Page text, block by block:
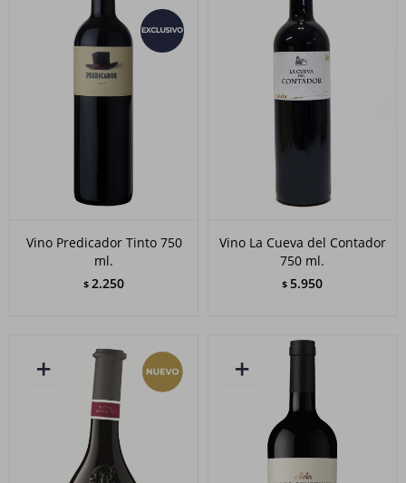
Vino Predicador Tinto 750
ml.
$ 2.250
Vino La Cueva del Contador
750 ml.
$ 5.950